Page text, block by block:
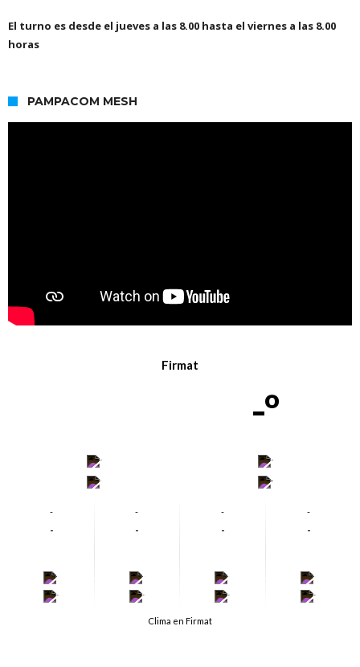
El turno es desde el jueves a las 8.00 hasta el viernes a las 8.00
horas
PAMPACOM MESH
Firmat
-º
-
-
-
-
-
-
-
-
-
-
-
-
-
-
-
-
-
-
-
-
Clima en Firmat